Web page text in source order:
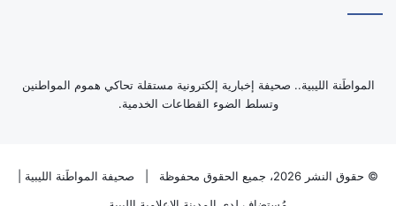
‏المواطَنة الليبية.. صحيفة إخبارية إلكترونية مستقلة تحاكي هموم المواطنين
وتسلط الضوء القطاعات الخدمية.
© حقوق النشر 2026، جميع الحقوق محفوظة | صحيفة المواطَنة الليبية